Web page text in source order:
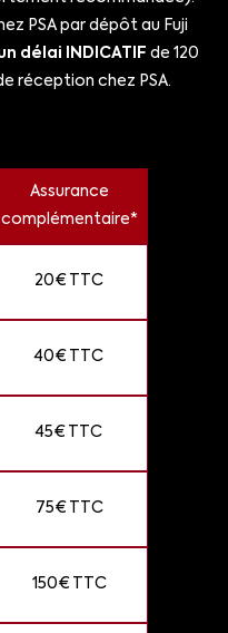
PSA par dépôt au Fuji
délai INDICATIF de 120
réception chez PSA.
Assurance
complémentaire*
20€ TTC
40€ TTC
45€ TTC
75€ TTC
150€ TTC